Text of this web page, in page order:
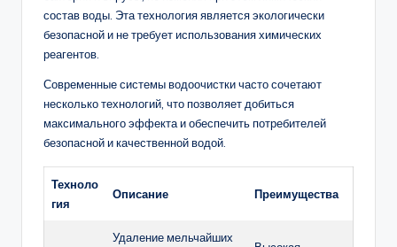
состав воды. Эта технология является экологически
безопасной и не требует использования химических
реагентов.
Современные системы водоочистки часто сочетают
несколько технологий, что позволяет добиться
максимального эффекта и обеспечить потребителей
безопасной и качественной водой.
Техноло
гия
Описание Преимущества
Удаление мельчайших